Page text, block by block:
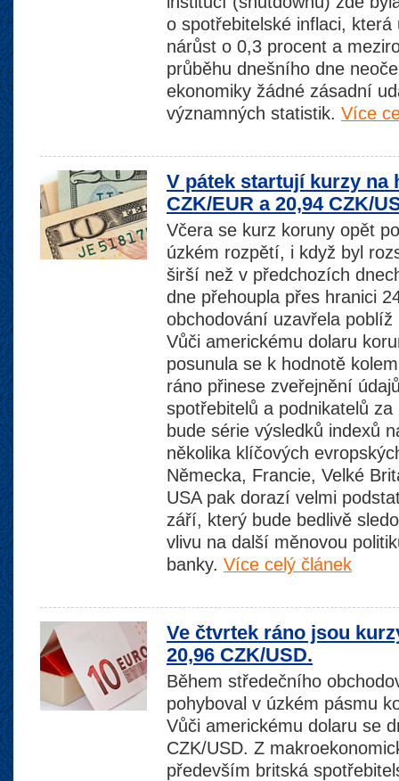
o spotřebitelské inflaci,
nárůst o 0,3 procent a
průběhu dnešního dne
ekonomiky žádné zásadní
významných statistik. Více
V pátek startují kurzy na
CZK/EUR a 20,94 CZK/
Včera se kurz koruny opět
úzkém rozpětí, i když byl
širší než v předchozích
dne přehoupla přes hranici
obchodování uzavřela
Vůči americkému dolaru
posunula se k hodnotě
ráno přinese zveřejnění
spotřebitelů a podnikatelů
bude série výsledků indexů
několika klíčových
Německa, Francie, Velké
USA pak dorazí velmi
září, který bude bedlivě
vlivu na další měnovou
banky. Více celý článek
Ve čtvrtek ráno jsou
20,96 CZK/USD.
Během středečního
pohyboval v úzkém pásmu
Vůči americkému dolaru se
CZK/USD. Z
především britská